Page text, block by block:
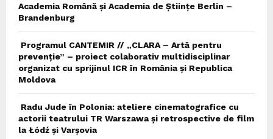
Academia Română și Academia de Științe Berlin –
Brandenburg
Programul CANTEMIR // „CLARA – Artă pentru
prevenție” – proiect colaborativ multidisciplinar
organizat cu sprijinul ICR în România și Republica
Moldova
Radu Jude în Polonia: ateliere cinematografice cu
actorii teatrului TR Warszawa și retrospective de film
la Łódź și Varșovia